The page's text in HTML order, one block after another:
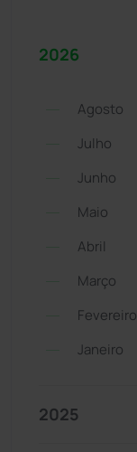
2026
Agosto
Julho
Junho
Maio
Abril
Março
Fevereiro
Janeiro
2025